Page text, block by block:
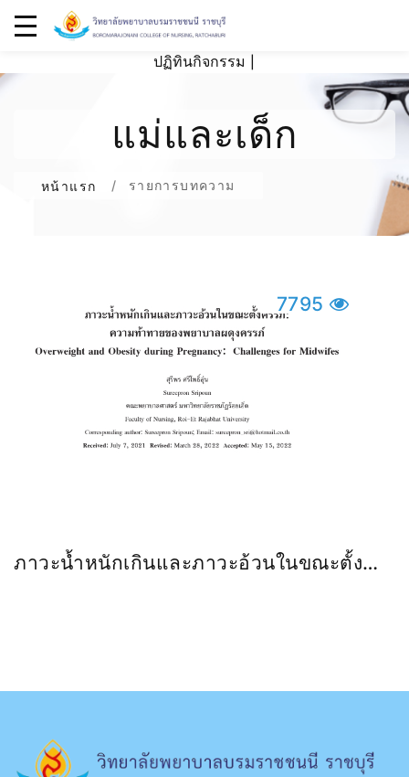
ปฏิทินกิจกรรม
แม่และเด็ก
หน้าแรก รายการบทความ
7795
ภาวะน้ำหนักเกินและภาวะอ้วนในขณะตั้ง